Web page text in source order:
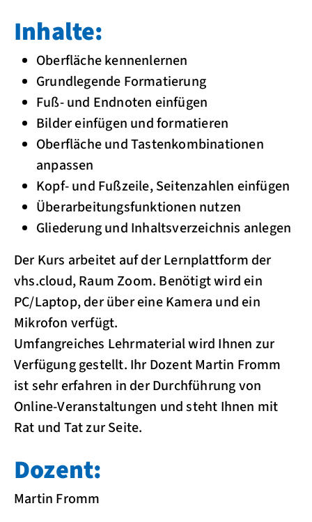
Inhalte:
Oberfläche kennenlernen
Grundlegende Formatierung
Fuß- und Endnoten einfügen
Bilder einfügen und formatieren
Oberfläche und Tastenkombinationen
anpassen
Kopf- und Fußzeile, Seitenzahlen einfügen
Überarbeitungsfunktionen nutzen
Gliederung und Inhaltsverzeichnis anlegen
Der Kurs arbeitet auf der Lernplattform der
vhs.cloud, Raum Zoom. Benötigt wird ein
PC/Laptop, der über eine Kamera und ein
Mikrofon verfügt.
Umfangreiches Lehrmaterial wird Ihnen zur
Verfügung gestellt. Ihr Dozent Martin Fromm
ist sehr erfahren in der Durchführung von
Online-Veranstaltungen und steht Ihnen mit
Rat und Tat zur Seite.
Dozent:
Martin Fromm